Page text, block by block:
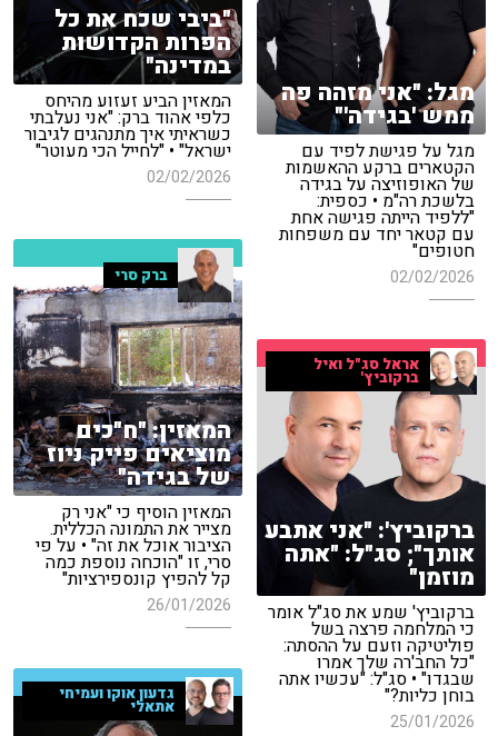
"ביבי שכח את כל
הפרות הקדושות
במדינה"
המאזין הביע זעזוע מהיחס
כלפי אהוד ברק: "אני נעלבתי
כשראיתי איך מתנהגים לגיבור
ישראל" • "לחייל הכי מעוטר"
02/02/2026
מגל: "אני מזהה פה
ממש 'בגידה'"
מגל על פגישת לפיד עם
הקטארים ברקע ההאשמות
של האופוזיצה על בגידה
בלשכת רה"מ • כספית:
"ללפיד הייתה פגישה אחת
עם קטאר יחד עם משפחות
חטופים"
02/02/2026 ברק סרי
המאזין: "ח"כים
מוציאים פייק ניוז
של בגידה"
המאזין הוסיף כי "אני רק
מצייר את התמונה הכללית.
הציבור אוכל את זה" • על פי
סרי, זו "הוכחה נוספת כמה
קל להפיץ קונספירציות"
26/01/2026
אראל סג"ל ואיל
ברקוביץ'
ברקוביץ': "אני אתבע
אותך"; סג"ל: "אתה
מוזמן"
ברקוביץ' שמע את סג"ל אומר
כי המלחמה פרצה בשל
פוליטיקה וזעם על ההסתה:
"כל החב'רה שלך אמרו
שבגדו" • סג"ל: "עכשיו אתה
בוחן כליות?"
25/01/2026
גדעון אוקו ועמיחי
אתאלי